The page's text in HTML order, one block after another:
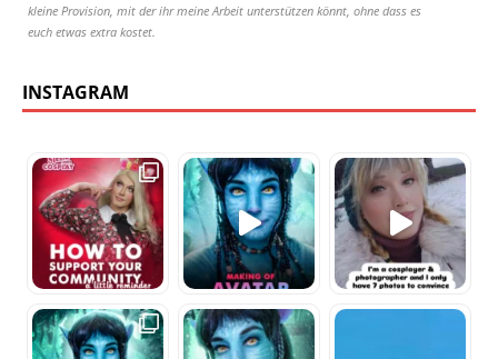
kleine Provision, mit der ihr meine Arbeit unterstützen könnt, ohne dass es
euch etwas extra kostet.
INSTAGRAM